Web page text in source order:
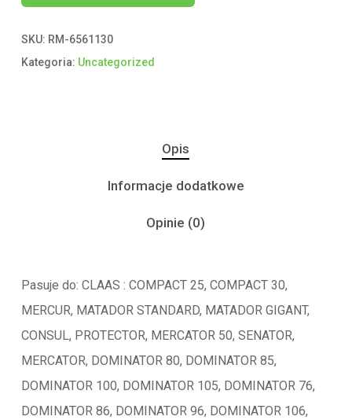
SKU: RM-6561130
Kategoria: Uncategorized
Opis
Informacje dodatkowe
Opinie (0)
Pasuje do: CLAAS : COMPACT 25, COMPACT 30,
MERCUR, MATADOR STANDARD, MATADOR GIGANT,
CONSUL, PROTECTOR, MERCATOR 50, SENATOR,
MERCATOR, DOMINATOR 80, DOMINATOR 85,
DOMINATOR 100, DOMINATOR 105, DOMINATOR 76,
DOMINATOR 86, DOMINATOR 96, DOMINATOR 106,